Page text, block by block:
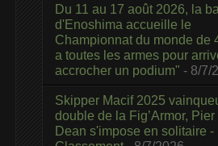
Du 11 au 17 août 2026, la
d'Enoshima accueille le
Championnat du monde de
a toutes les armes pour
accrocher un podium" - 8/7/
Skipper Macif 2025
double de la Fig’Armor,
Dean s'impose en solitaire -